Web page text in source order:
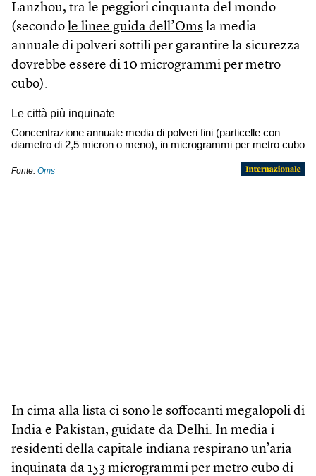
Lanzhou, tra le peggiori cinquanta del mondo
(secondo le linee guida dell’Oms la media
annuale di polveri sottili per garantire la sicurezza
dovrebbe essere di 10 microgrammi per metro
cubo).
In cima alla lista ci sono le soffocanti megalopoli di
India e Pakistan, guidate da Delhi. In media i
residenti della capitale indiana respirano un’aria
inquinata da 153 microgrammi per metro cubo di